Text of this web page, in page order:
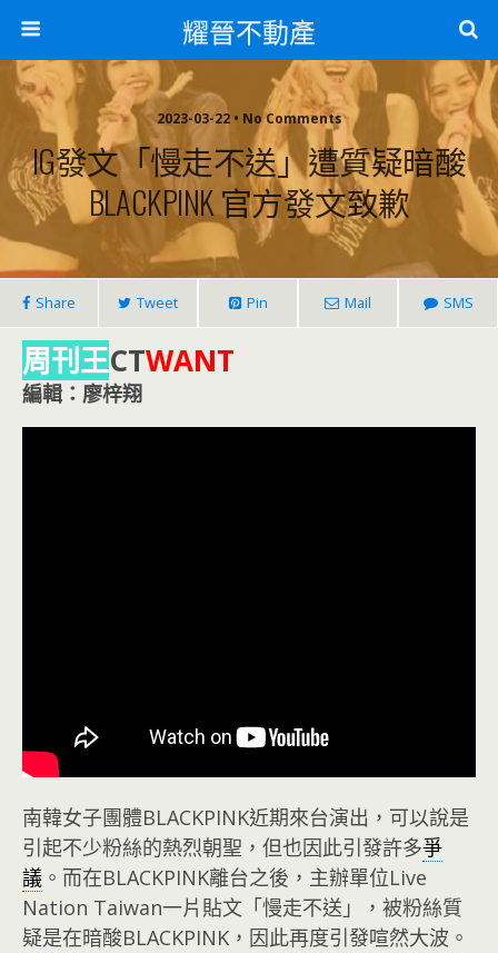
耀晉不動產
2023-03-22 • No Comments
IG發文「慢走不送」遭質疑暗酸
BLACKPINK 官方發文致歉
Share Tweet Pin Mail SMS
周刊王CTWANT
編輯：廖梓翔
南韓女子團體BLACKPINK近期來台演出，可以說是
引起不少粉絲的熱烈朝聖，但也因此引發許多爭
議 。而在BLACKPINK離台之後，主辦單位Live
Nation Taiwan一片貼文「慢走不送」，被粉絲質
疑是在暗酸BLACKPINK，因此再度引發喧然大波。